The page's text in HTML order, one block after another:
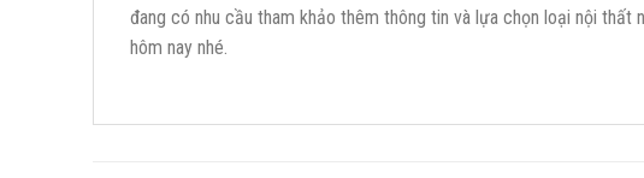
đang có nhu cầu tham khảo thêm thông tin và lựa chọn loại nội thất
hôm nay nhé.